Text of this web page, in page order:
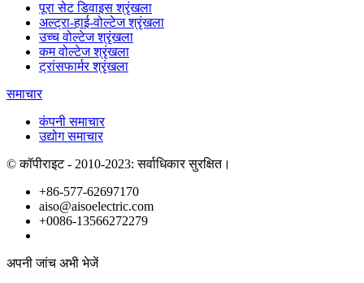
पूरा सेट डिवाइस श्रृंखला
अल्ट्रा-हाई-वोल्टेज श्रृंखला
उच्च वोल्टेज श्रृंखला
कम वोल्टेज श्रृंखला
ट्रांसफार्मर श्रृंखला
समाचार
कंपनी समाचार
उद्योग समाचार
© कॉपीराइट - 2010-2023: सर्वाधिकार सुरक्षित।
+86-577-62697170
aiso@aisoelectric.com
+0086-13566272279
अपनी जांच अभी भेजें